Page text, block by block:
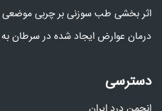
اثر بخشی طب سوزنی بر چربی موضعی
درمان عوارض ایجاد شده در سرطان
دسترسی